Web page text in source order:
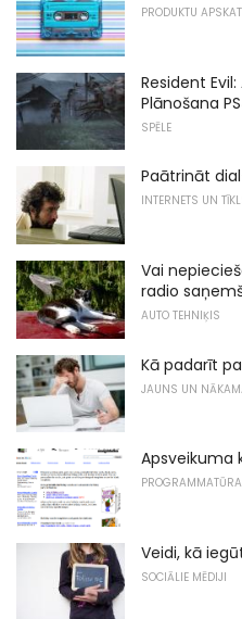
PRODUKTU
Resident
Plānošana
SPĒLE
Paātrināt
INTERNETS UN
Vai
radio
AUTO TEHNIĶIS
Kā padarīt
JAUNS UN
Apsveikuma
PROGRAMMATŪRA
Veidi, kā
SOCIĀLIE MĒDIJI